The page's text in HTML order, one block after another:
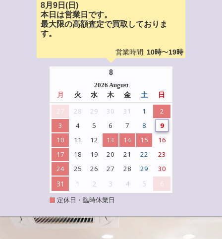
8月9日(日)
本日は営業日です。
最大限の高額査定で買取しておりま
す。
営業時間: 10時〜19時
8
2026 August
月
火 水 木 金 土 日
27 28 29 30 31 1
2
3
4 5 6 7 8
9
10
11 12 13 14 15
16
17
18 19 20 21 22
23
24
25 26 27 28 29 30
31 1 2 3 4 5 6
定休日・臨時休業日